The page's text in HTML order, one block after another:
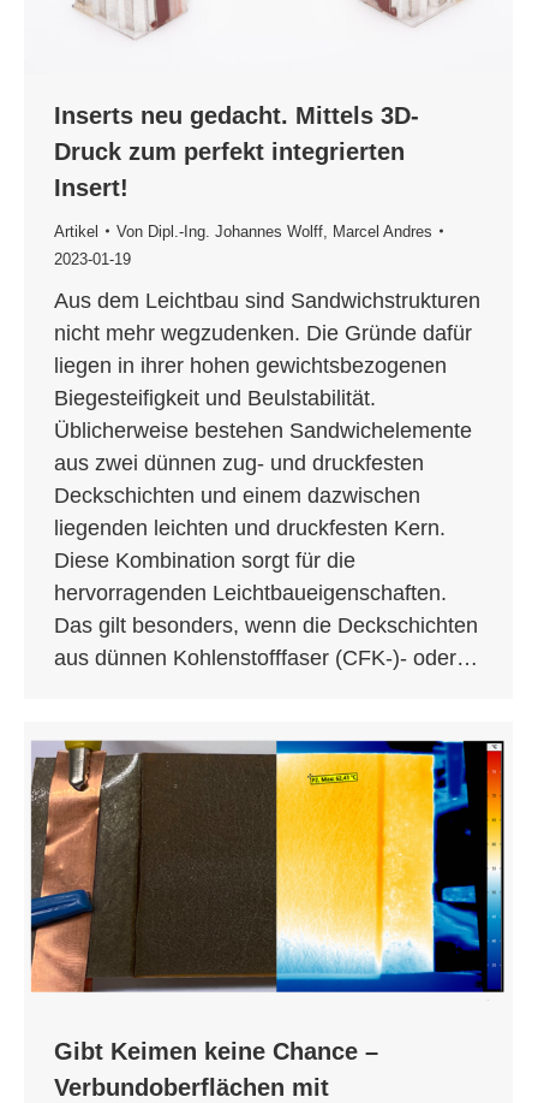
Inserts neu gedacht. Mittels 3D-
Druck zum perfekt integrierten
Insert!
Artikel Von Dipl.-Ing. Johannes Wolff
Marcel Andres
2023-01-19
Aus dem Leichtbau sind Sandwichstrukturen
nicht mehr wegzudenken. Die Gründe dafür
liegen in ihrer hohen gewichtsbezogenen
Biegesteifigkeit und Beulstabilität.
Üblicherweise bestehen Sandwichelemente
aus zwei dünnen zug- und druckfesten
Deckschichten und einem dazwischen
liegenden leichten und druckfesten Kern.
Diese Kombination sorgt für die
hervorragenden Leichtbaueigenschaften.
Das gilt besonders, wenn die Deckschichten
aus dünnen Kohlenstofffaser (CFK-)- oder…
Gibt Keimen keine Chance –
Verbundoberflächen mit